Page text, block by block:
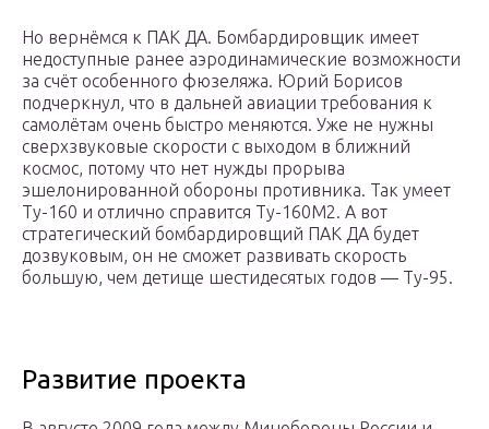
Но вернёмся к ПАК ДА. Бомбардировщик имеет
недоступные ранее аэродинамические возможности
за счёт особенного фюзеляжа. Юрий Борисов
подчеркнул, что в дальней авиации требования к
самолётам очень быстро меняются. Уже не нужны
сверхзвуковые скорости с выходом в ближний
космос, потому что нет нужды прорыва
эшелонированной обороны противника. Так умеет
Ту-160 и отлично справится Ту-160М2. А вот
стратегический бомбардировщий ПАК ДА будет
дозвуковым, он не сможет развивать скорость
большую, чем детище шестидесятых годов — Ту-95.
Развитие проекта